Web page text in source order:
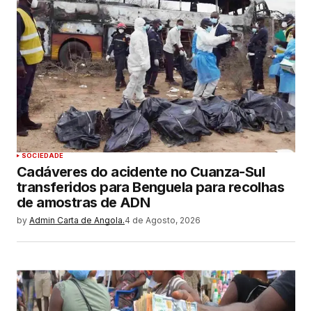
SOCIEDADE
Cadáveres do acidente no Cuanza-Sul
transferidos para Benguela para recolhas
de amostras de ADN
by Admin Carta de Angola.4 de Agosto, 2026